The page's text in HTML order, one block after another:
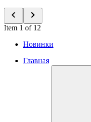
Item 1 of 12
Новинки
Главная